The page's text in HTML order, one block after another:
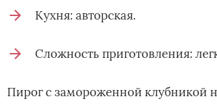
Кухня: авторская.
Сложность приготовления:
Пирог с замороженной клубникой